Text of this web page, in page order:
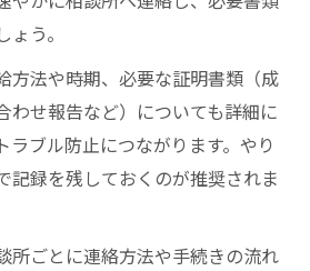
う。
方法や時期、必要な証明書類（成
わせ報告など）についても詳細に
ラブル防止につながります。やり
記録を残しておくのが推奨されま
所ごとに連絡方法や手続きの流れ